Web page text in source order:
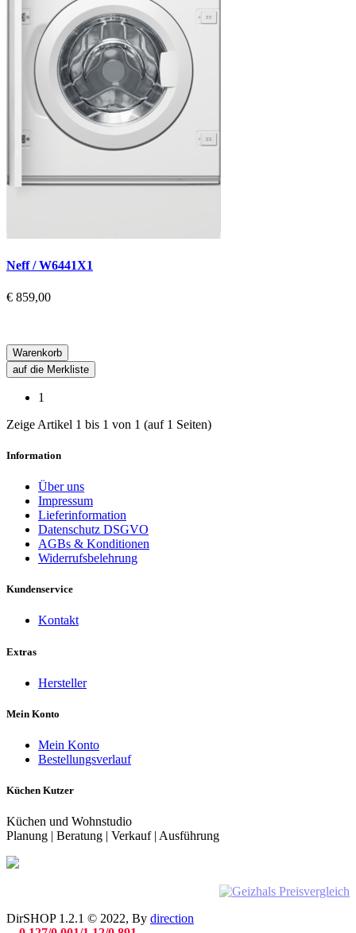
Neff / W6441X1
€ 859,00
Warenkorb
auf die Merkliste
1
Zeige Artikel 1 bis 1 von 1 (auf 1 Seiten)
Information
Über uns
Impressum
Lieferinformation
Datenschutz DSGVO
AGBs & Konditionen
Widerrufsbelehrung
Kundenservice
Kontakt
Extras
Hersteller
Mein Konto
Mein Konto
Bestellungsverlauf
Küchen Kutzer
Küchen und Wohnstudio
Planung | Beratung | Verkauf | Ausführung
DirSHOP 1.2.1 © 2022, By direction